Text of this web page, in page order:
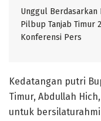
Unggul Berdasarkan
Pilbup Tanjab Timur
Konferensi Pers
Kedatangan putri
Timur, Abdullah
untuk